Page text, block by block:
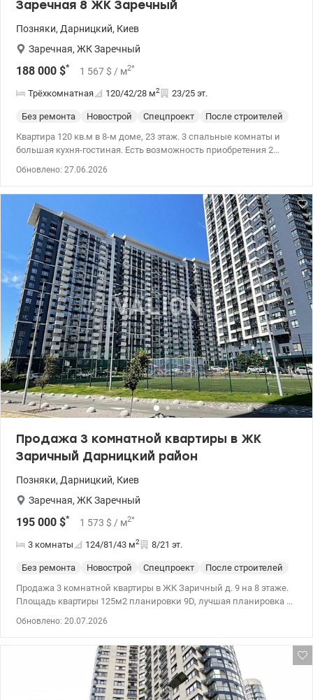
Заречная 8 ЖК Заречный
Позняки, Дарницкий, Киев
Заречная, ЖК Заречный
188 000 $* 1 567 $ / м2*
Трёхкомнатная 120/42/28 м2 23/25 эт.
Без ремонта Новострой Спецпроект
После строителей
Квартира 120 кв.м в 8-м доме, 23 этаж. 3 спальные комнаты и
большая кухня-гостиная. Есть возможность приобретения 2
Паркинг: подземный паркинг под домами 2 и 3 на 200 м/м, под
домом 6 – на 280 м/м. Также проектом предусмотрено:
современное благоустройство территории, места отдыха,
спортивные и детские площадки. 044 200 10 80 valion.ua/1116793
Обновлено: 27.06.2026
Продажа 3 комнатной квартиры в ЖК
Заричный Дарницкий район
Позняки, Дарницкий, Киев
Заречная, ЖК Заречный
195 000 $* 1 573 $ / м2*
3 комнаты 124/81/43 м2 8/21 эт.
Без ремонта Новострой Спецпроект
После строителей
Продажа 3 комнатной квартиры в ЖК Заричный д. 9 на 8 этаже.
Площадь квартиры 125м2 планировки 9D, лучшая планировка в
Славутич 5мин пешком. Дом 9 получил сертификат готовности
на этапе оформления почтового адреса. 044 200 10 80
Обновлено: 20.07.2026